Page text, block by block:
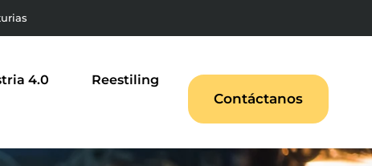
4.0 Reestiling
Contáctanos